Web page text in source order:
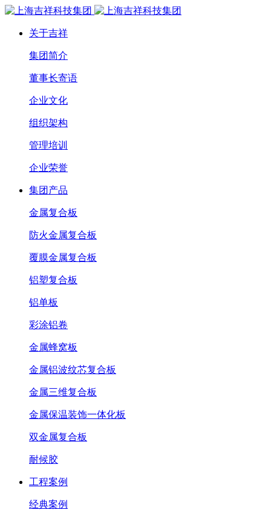
关于吉祥
集团简介
董事长寄语
企业文化
组织架构
管理培训
企业荣誉
集团产品
金属复合板
防火金属复合板
覆膜金属复合板
铝塑复合板
铝单板
彩涂铝卷
金属蜂窝板
金属铝波纹芯复合板
金属三维复合板
金属保温装饰一体化板
双金属复合板
耐候胶
工程案例
经典案例